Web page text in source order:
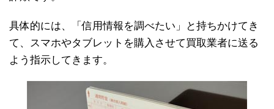
具体的には、「信用情報を調べたい」と持ちかけてき
て、スマホやタブレットを購入させて買取業者に送る
よう指示してきます。